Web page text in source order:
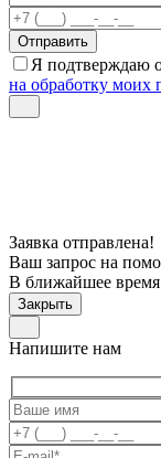
Я подтверждаю
на обработку моих
Заявка отправлена!
Ваш запрос на
В ближайшее время
Закрыть
Напишите нам